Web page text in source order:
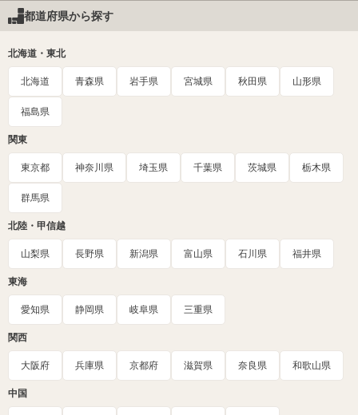
都道府県から探す
北海道・東北
北海道 青森県 岩手県 宮城県 秋田県 山形県
福島県
関東
東京都 神奈川県 埼玉県 千葉県 茨城県 栃木県
群馬県
北陸・甲信越
山梨県 長野県 新潟県 富山県 石川県 福井県
東海
愛知県 静岡県 岐阜県 三重県
関西
大阪府 兵庫県 京都府 滋賀県 奈良県 和歌山県
中国